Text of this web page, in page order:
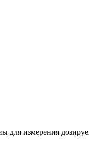
для измерения